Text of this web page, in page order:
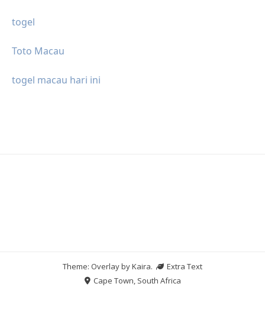
togel
Toto Macau
togel macau hari ini
Theme: Overlay byKaira.
Extra Text
Cape Town, South Africa